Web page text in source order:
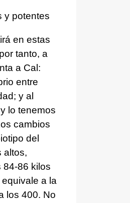
y potentes
en estas
tanto, a
a Cal:
entre
y al
lo tenemos
cambios
del
altos,
84-86 kilos
a la
los 400. No